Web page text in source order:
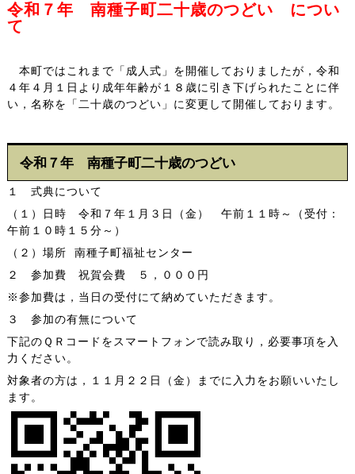
令和７年 南種子町二十歳のつどい につい
て
本町ではこれまで「成人式」を開催しておりましたが，令和
４年４月１日より成年年齢が１８歳に引き下げられたことに伴
い，名称を「二十歳のつどい」に変更して開催しております。
令和７年 南種子町二十歳のつどい
１ 式典について
（１）日時 令和７年１月３日（金） 午前１１時～（受付：
午前１０時１５分～）
（２）場所 南種子町福祉センター
２ 参加費 祝賀会費 ５，０００円
※参加費は，当日の受付にて納めていただきます。
３ 参加の有無について
下記のＱＲコードをスマートフォンで読み取り，必要事項を入
力ください。
対象者の方は，１１月２２日（金）までに入力をお願いいたし
ます。